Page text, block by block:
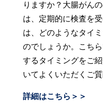
りますか？大腸がん
は、定期的に検査を
は、どのようなタイ
のでしょうか。こち
するタイミングをご
いてよくいただくご
詳細はこちら＞＞